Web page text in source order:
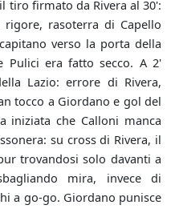
tiro firmato da Rivera al 30':
rasoterra di Capello
verso la porta della
Pulici era fatto secco. A 2'
Lazio: errore di Rivera,
tocco a Giordano e gol del
iniziata che Calloni manca
su cross di Rivera, il
trovandosi solo davanti a
mira, invece di
a go-go. Giordano punisce